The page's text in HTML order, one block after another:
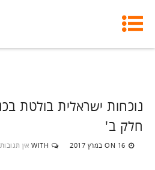
נוכחות ישראלית בולטת
חלק ב'
ON 16 במרץ 2017 WITH אין תגובות